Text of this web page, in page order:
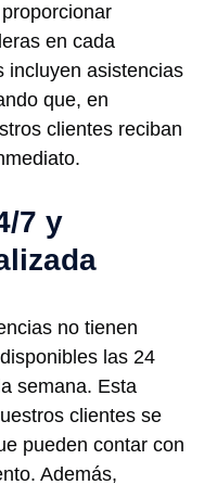
en cada
incluyen asistencias
que, en
clientes reciban
7 y
no tienen
las 24
semana. Esta
clientes se
pueden contar con
Además,